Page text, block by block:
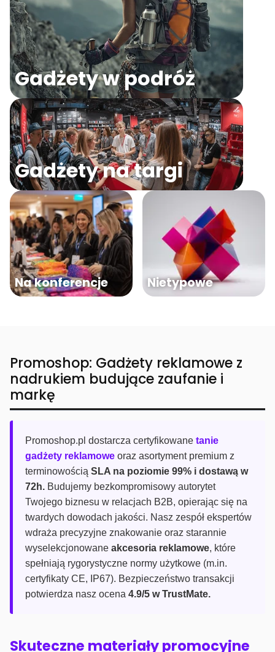
Gadżety w podróż
Gadżety na targi
Na konferencje Nietypowe
Promoshop: Gadżety reklamowe z
nadrukiem budujące zaufanie i
markę
Promoshop.pl dostarcza certyfikowane tanie
gadżety reklamowe oraz asortyment premium z
terminowością SLA na poziomie 99% i dostawą w
72h. Budujemy bezkompromisowy autorytet
Twojego biznesu w relacjach B2B, opierając się na
twardych dowodach jakości. Nasz zespół ekspertów
wdraża precyzyjne znakowanie oraz starannie
wyselekcjonowane akcesoria reklamowe, które
spełniają rygorystyczne normy użytkowe (m.in.
certyfikaty CE, IP67). Bezpieczeństwo transakcji
potwierdza nasz ocena 4.9/5 w TrustMate.
Skuteczne materiały promocyjne